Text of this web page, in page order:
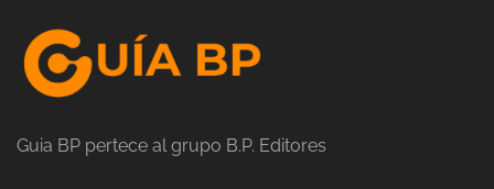
Guia BP pertece al grupo B.P. Editores